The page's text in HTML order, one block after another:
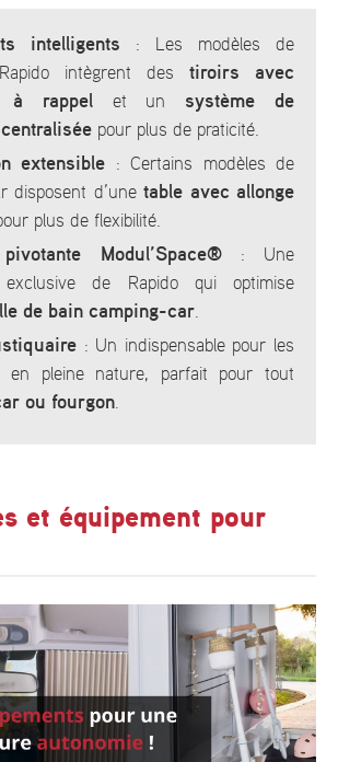
intelligents : Les modèles de
intègrent des tiroirs avec
à rappelet un système de
pour plus de praticité.
extensible : Certains modèles de
disposent d’unetable avec allonge
plus de flexibilité.
Modul’Space®: Une
exclusive de Rapido qui optimise
de bain camping-car
: Un indispensable pour les
en pleine nature, parfait pour tout
ou fourgon
et équipement pour